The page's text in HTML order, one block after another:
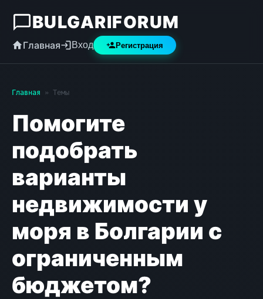
BULGARIFORUM
Главная Вход Регистрация
Главная » Темы
Помогите
подобрать
варианты
недвижимости у
моря в Болгарии с
ограниченным
бюджетом?